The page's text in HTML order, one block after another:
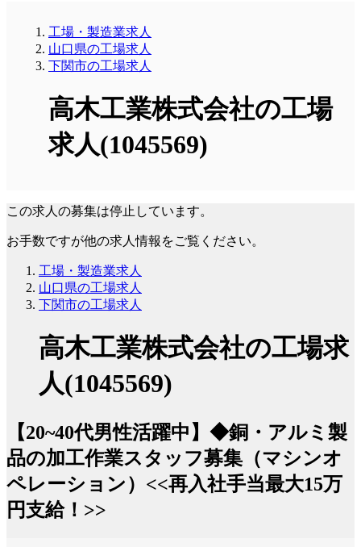
工場・製造業求人
山口県の工場求人
下関市の工場求人
高木工業株式会社の工場
求人(1045569)
この求人の募集は停止しています。
お手数ですが他の求人情報をご覧ください。
工場・製造業求人
山口県の工場求人
下関市の工場求人
高木工業株式会社の工場求
人(1045569)
【20~40代男性活躍中】◆銅・アルミ製
品の加工作業スタッフ募集（マシンオ
ペレーション）<<再入社手当最大15万
円支給！>>